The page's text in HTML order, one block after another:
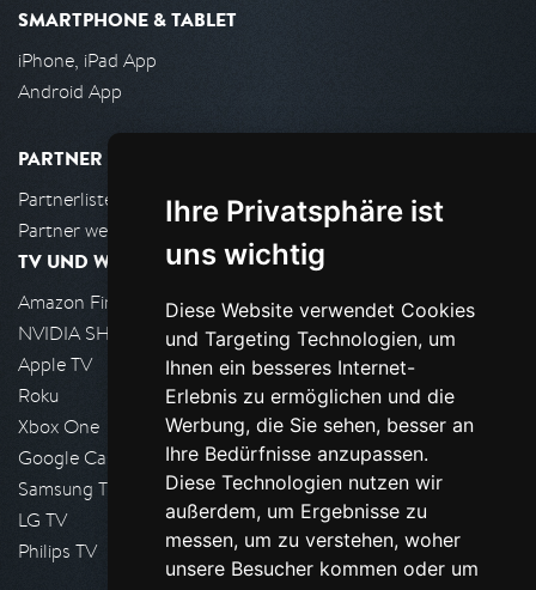
Ihre Privatsphäre ist
uns wichtig
Diese Website verwendet Cookies
und Targeting Technologien, um
Ihnen ein besseres Internet-
Erlebnis zu ermöglichen und die
Werbung, die Sie sehen, besser an
Ihre Bedürfnisse anzupassen.
Diese Technologien nutzen wir
außerdem, um Ergebnisse zu
messen, um zu verstehen, woher
unsere Besucher kommen oder um
SMARTPHONE & TABLET
iPhone, iPad App
Android App
PARTNER
Partnerliste
Partner werden
TV UND WOHNZIMMER
Amazon FireTV
NVIDIA SHIELD, Google TV
Apple TV
Roku
Xbox One
Google Cast
Samsung TV
LG TV
Philips TV